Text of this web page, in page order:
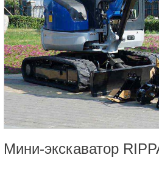
Мини-экскаватор